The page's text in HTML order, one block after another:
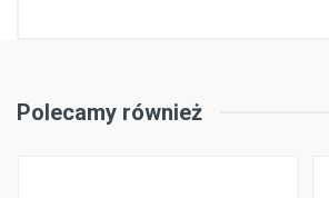
Polecamy również